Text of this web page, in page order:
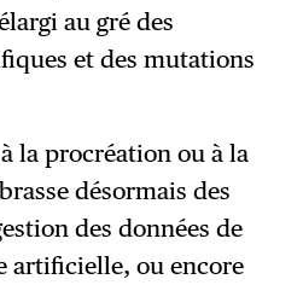
au gré des
et des mutations
la procréation ou à la
désormais des
des données de
artificielle, ou encore